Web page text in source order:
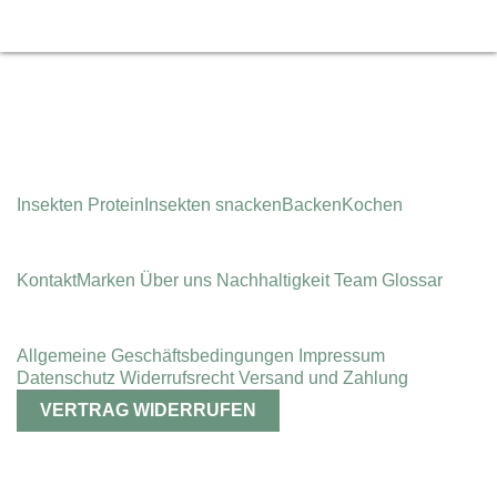
Insekten Protein Insekten snackenBackenKochen
KontaktMarken Über uns NachhaltigkeitTeam Glossar
Allgemeine Geschäfts­bedingungen Impressum
Datenschutz WiderrufsrechtVersand und Zahlung
VERTRAG WIDERRUFEN